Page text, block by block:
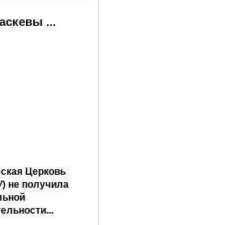
...
Церковь
не получила